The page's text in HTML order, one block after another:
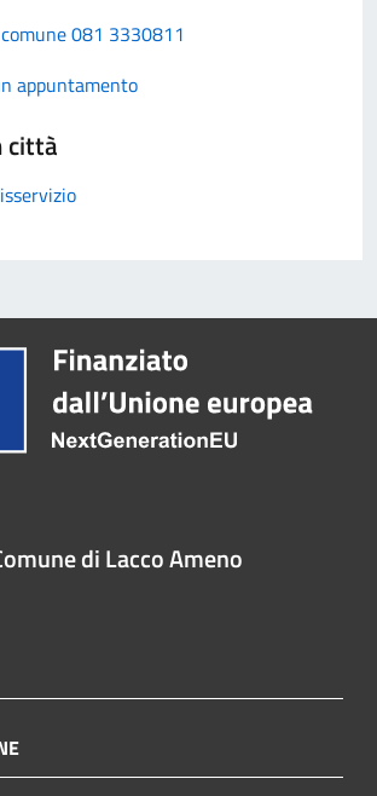
081 3330811
appuntamento
città
di Lacco Ameno